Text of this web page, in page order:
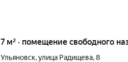
7 м² · помещение свободного
Ульяновск,улица Радищева,8